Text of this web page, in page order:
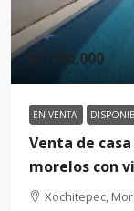
$7,750,000
EN VENTA
Venta de
morelos con
Xochitepec,